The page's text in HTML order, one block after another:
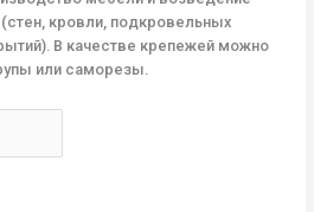
кровли, подкровельных
В качестве крепежей можно
или саморезы.